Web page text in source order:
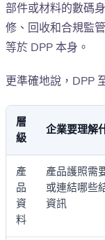
部件或材料的數碼
修、回收和合規監
等於 DPP 本身。
更準確地說，DPP
層
級
企業要理解
產
品
資
料
產品護照需
或連結哪些
資訊